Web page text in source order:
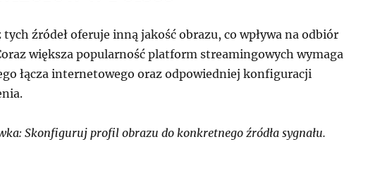
tych źródeł oferuje inną jakość obrazu, co wpływa na odbiór
większa popularność platform streamingowych wymaga
łącza internetowego oraz odpowiedniej konfiguracji
Skonfiguruj profil obrazu do konkretnego źródła sygnału.